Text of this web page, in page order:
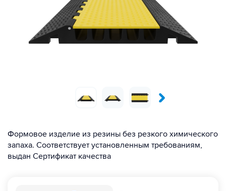
Формовое изделие из резины без резкого химического
запаха. Соответствует установленным требованиям,
выдан Сертификат качества